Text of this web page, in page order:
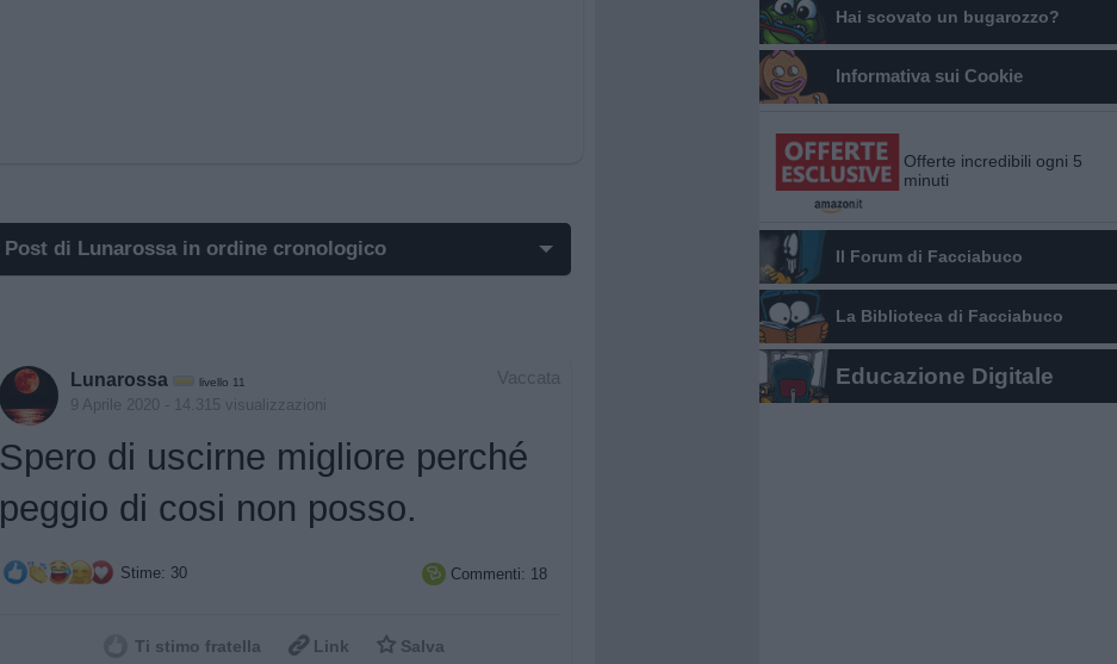
Post di Lunarossa in ordine cronologico
Post in cui hanno evocato Lunarossa
Post commentati da Lunarossa
Primi post di Lunarossa
Vaccata
Lunarossa livello 11
9 Aprile 2020 - 14.315 visualizzazioni
Spero di uscirne migliore perché
peggio di cosi non posso.
Stime: 30  Commenti: 18
Ti stimo fratella  Link  Salva
Hai scovato un bugarozzo?
Informativa sui Cookie
Offerte incredibili ogni 5
minuti
Il Forum di Facciabuco
La Biblioteca di Facciabuco
Educazione Digitale